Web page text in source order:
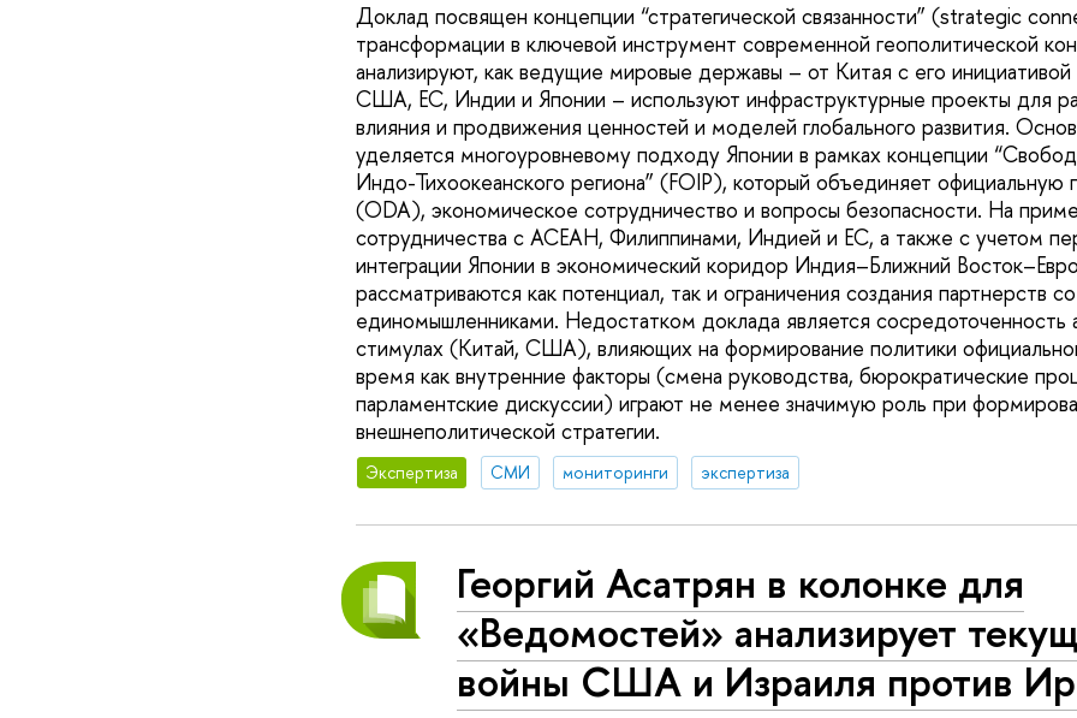
Доклад посвящен концепции “стратегической связанности” (strategic
трансформации в ключевой инструмент современной геополитической
анализируют, как ведущие мировые державы – от Китая с его
США, ЕС, Индии и Японии – используют инфраструктурные проекты для
влияния и продвижения ценностей и моделей глобального развития.
уделяется многоуровневому подходу Японии в рамках концепции
Индо-Тихоокеанского региона” (FOIP), который объединяет
(ODA), экономическое сотрудничество и вопросы безопасности. На
сотрудничества с АСЕАН, Филиппинами, Индией и ЕС, а также с учетом
интеграции Японии в экономический коридор Индия–Ближний
рассматриваются как потенциал, так и ограничения создания партнерств
единомышленниками. Недостатком доклада является сосредоточенность
стимулах (Китай, США), влияющих на формирование политики
время как внутренние факторы (смена руководства, бюрократические
парламентские дискуссии) играют не менее значимую роль при
внешнеполитической стратегии.
Экспертиза СМИ мониторинги экспертиза
Георгий Асатрян в колонке для
«Ведомостей» анализирует
войны США и Израиля против